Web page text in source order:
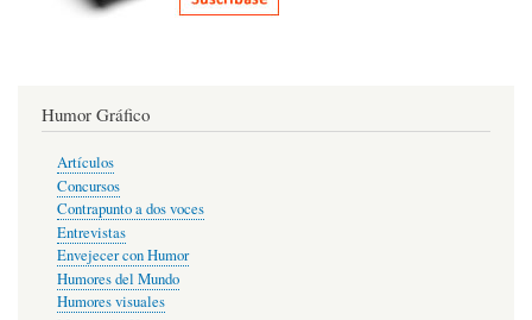
Humor Gráfico
Artículos
Concursos
Contrapunto a dos voces
Entrevistas
Envejecer con Humor
Humores del Mundo
Humores visuales